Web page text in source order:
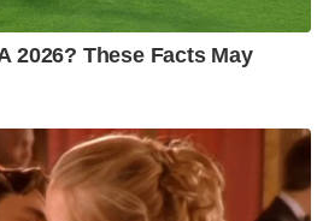
2026? These Facts May